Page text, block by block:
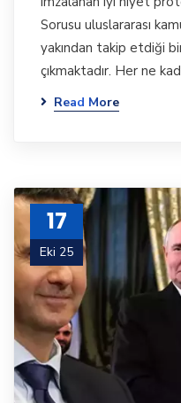
Sorusu uluslararası
yakından takip etdiği
çıkmaktadır. Her ne
Read More
17
Eki 25